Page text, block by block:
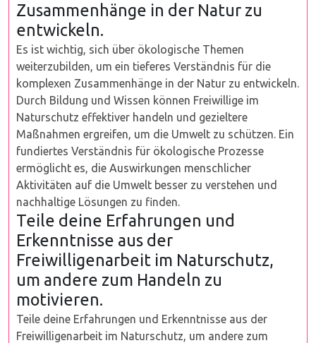
Zusammenhänge in der Natur zu
entwickeln.
Es ist wichtig, sich über ökologische Themen
weiterzubilden, um ein tieferes Verständnis für die
komplexen Zusammenhänge in der Natur zu entwickeln.
Durch Bildung und Wissen können Freiwillige im
Naturschutz effektiver handeln und gezieltere
Maßnahmen ergreifen, um die Umwelt zu schützen. Ein
fundiertes Verständnis für ökologische Prozesse
ermöglicht es, die Auswirkungen menschlicher
Aktivitäten auf die Umwelt besser zu verstehen und
nachhaltige Lösungen zu finden.
Teile deine Erfahrungen und
Erkenntnisse aus der
Freiwilligenarbeit im Naturschutz,
um andere zum Handeln zu
motivieren.
Teile deine Erfahrungen und Erkenntnisse aus der
Freiwilligenarbeit im Naturschutz, um andere zum